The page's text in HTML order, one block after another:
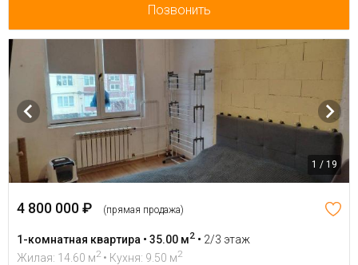
Позвонить
1 / 19
4 800 000 ₽ (прямая продажа)
1-комнатная квартира • 35.00 м2 • 2/3 этаж
Жилая: 14.60 м2 • Кухня: 9.50 м2